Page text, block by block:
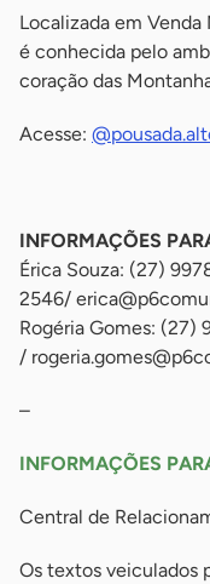
Localizada em
é conhecida pelo
coração das
Acesse:
INFORMAÇÕES
Érica Souza: (27)
2546/
Rogéria Gomes: (27)
/
–
INFORMAÇÕES
Central de
Os textos veiculados